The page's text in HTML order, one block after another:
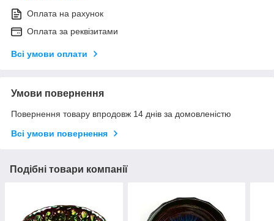
Оплата на рахунок
Оплата за реквізитами
Всі умови оплати
Умови повернення
Повернення товару впродовж 14 днів за домовленістю
Всі умови повернення
Подібні товари компанії